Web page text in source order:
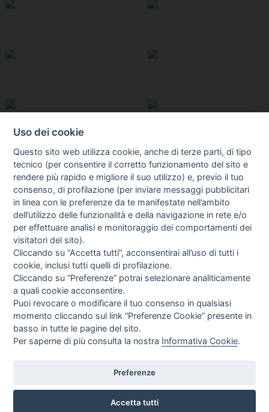
I libri Vedi tutti
FASCISTISSIMA
Direttrice Responsabile: Alessandra Costante | Registrazione al Tribunale Civile
Uso dei cookie
Questo sito web utilizza cookie, anche di terze parti, di tipo
tecnico (per consentire il corretto funzionamento del sito e
rendere più rapido e migliore il suo utilizzo) e, previo il tuo
consenso, di profilazione (per inviare messaggi pubblicitari
in linea con le preferenze da te manifestate nell’ambito
dell’utilizzo delle funzionalità e della navigazione in rete e/o
per effettuare analisi e monitoraggio dei comportamenti dei
visitatori del sito).
Cliccando su “Accetta tutti”, acconsentirai all’uso di tutti i
cookie, inclusi tutti quelli di profilazione.
Cliccando su “Preferenze” potrai selezionare analiticamente
a quali cookie acconsentire.
Puoi revocare o modificare il tuo consenso in qualsiasi
momento cliccando sul link “Preferenze Cookie” presente in
basso in tutte le pagine del sito.
Per saperne di più consulta la nostra Informativa Cookie.
Preferenze
Accetta tutti